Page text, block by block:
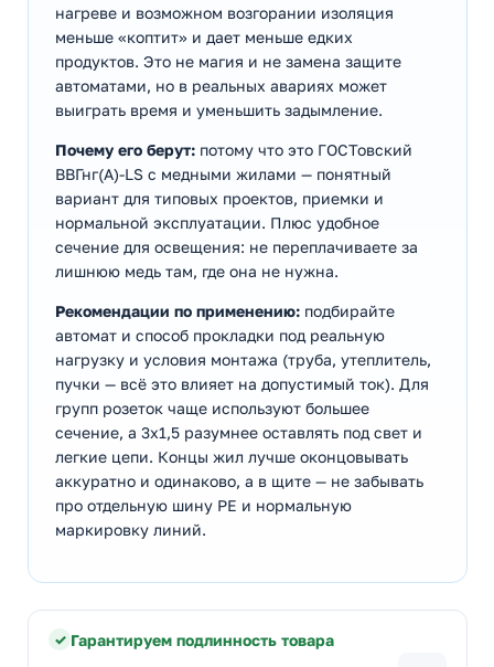
нагреве и возможном возгорании изоляция
меньше «коптит» и дает меньше едких
продуктов. Это не магия и не замена защите
автоматами, но в реальных авариях может
выиграть время и уменьшить задымление.
Почему его берут: потому что это ГОСТовский
ВВГнг(А)-LS с медными жилами — понятный
вариант для типовых проектов, приемки и
нормальной эксплуатации. Плюс удобное
сечение для освещения: не переплачиваете за
лишнюю медь там, где она не нужна.
Рекомендации по применению: подбирайте
автомат и способ прокладки под реальную
нагрузку и условия монтажа (труба, утеплитель,
пучки — всё это влияет на допустимый ток). Для
групп розеток чаще используют большее
сечение, а 3х1,5 разумнее оставлять под свет и
легкие цепи. Концы жил лучше оконцовывать
аккуратно и одинаково, а в щите — не забывать
про отдельную шину PE и нормальную
маркировку линий.
Гарантируем подлинность товара